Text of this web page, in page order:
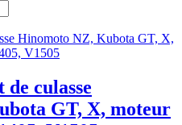
culasse
GT, X, moteur